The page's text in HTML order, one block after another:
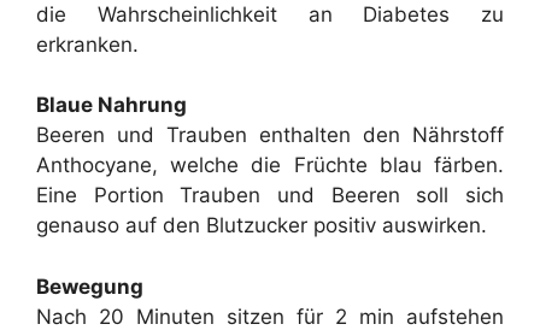
die Wahrscheinlichkeit an Diabetes zu
erkranken.
Blaue Nahrung
Beeren und Trauben enthalten den Nährstoff
Anthocyane, welche die Früchte blau färben.
Eine Portion Trauben und Beeren soll sich
genauso auf den Blutzucker positiv auswirken.
Bewegung
Nach 20 Minuten sitzen für 2 min aufstehen